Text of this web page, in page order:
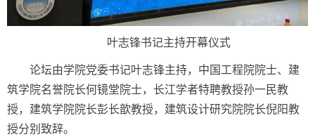
叶志锋书记主持开幕仪式
论坛由学院党委书记叶志锋主持，中国工程院院士、建
筑学院名誉院长何镜堂院士，长江学者特聘教授孙一民教
授，建筑学院院长彭长歆教授，建筑设计研究院院长倪阳教
授分别致辞。